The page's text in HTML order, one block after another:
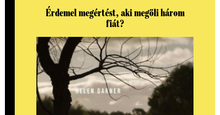
Érdemel megértést, aki megöli három
fiát?